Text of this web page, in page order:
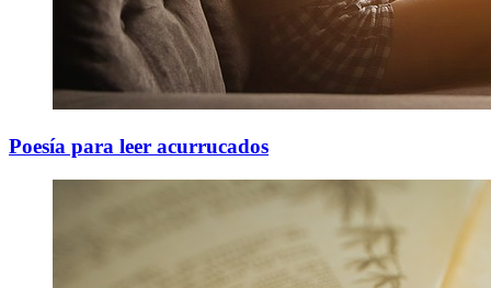
Poesía para leer acurrucados